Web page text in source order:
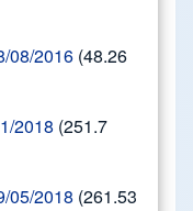
08/2016 (48.26
2018 (251.7
05/2018 (261.53